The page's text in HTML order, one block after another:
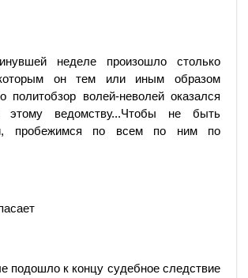
неделе произошло столько
он тем или иным образом
политобзор волей-неволей оказался
этому ведомству...Чтобы не быть
пробежимся по всем по ним по
подошло к концу судебное следствие